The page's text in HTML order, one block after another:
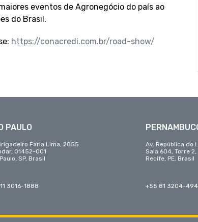
eventos de Agronegócio do país ao
do Brasil.
https://conacredi.com.br/road-show/
PAULO
Faria Lima, 2055
01452-001
SP, Brasil
3016-1888
Av. República do
Sala 604, Torre 2,
Recife, PE, Brasil
+55 81 3204-